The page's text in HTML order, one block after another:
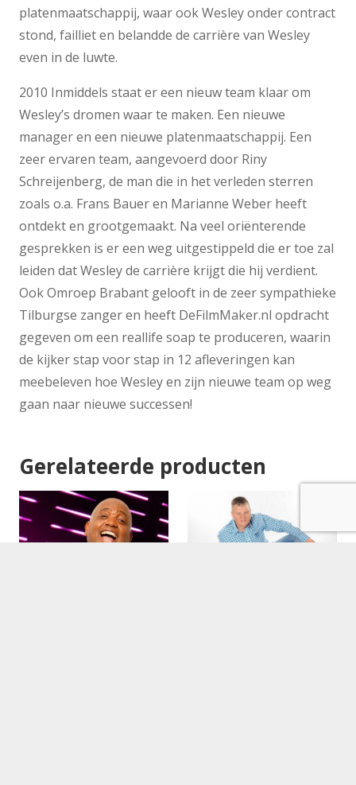
platenmaatschappij, waar ook Wesley onder contract
stond, failliet en belandde de carrière van Wesley
even in de luwte.
2010 Inmiddels staat er een nieuw team klaar om
Wesley’s dromen waar te maken. Een nieuwe
manager en een nieuwe platenmaatschappij. Een
zeer ervaren team, aangevoerd door Riny
Schreijenberg, de man die in het verleden sterren
zoals o.a. Frans Bauer en Marianne Weber heeft
ontdekt en grootgemaakt. Na veel oriënterende
gesprekken is er een weg uitgestippeld die er toe zal
leiden dat Wesley de carrière krijgt die hij verdient.
Ook Omroep Brabant gelooft in de zeer sympathieke
Tilburgse zanger en heeft DeFilmMaker.nl opdracht
gegeven om een reallife soap te produceren, waarin
de kijker stap voor stap in 12 afleveringen kan
meebeleven hoe Wesley en zijn nieuwe team op weg
gaan naar nieuwe successen!
Gerelateerde producten